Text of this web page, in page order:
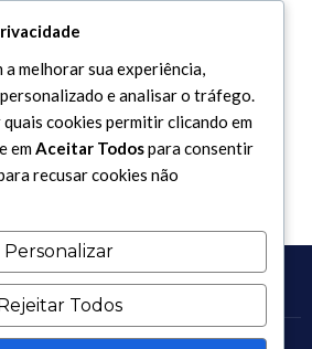
a melhorar sua experiência,
e analisar o tráfego.
cookies permitir clicando em
emAceitar Todospara consentir
recusar cookies não
Personalizar
Todos